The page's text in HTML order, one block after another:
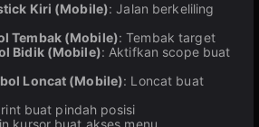
Kiri (Mobile): Jalan berkeliling
Tembak (Mobile): Tembak target
Bidik (Mobile): Aktifkan scope buat
Loncat (Mobile): Loncat buat
buat pindah posisi
kursor buat akses menu